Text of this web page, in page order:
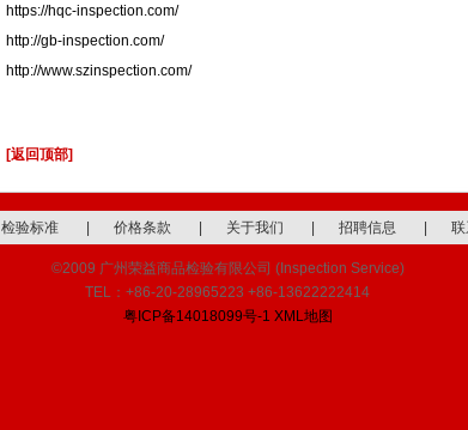
https://hqc-inspection.com/
http://gb-inspection.com/
http://www.szinspection.com/
[返回顶部]
检验标准 价格条款 关于我们 招聘信息 联
©2009 广州荣益商品检验有限公司 (Inspection Service)
TEL：+86-20-28965223 +86-13622222414
粤ICP备14018099号-1 XML地图